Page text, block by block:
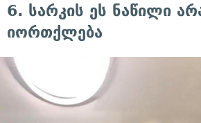
6. სარკის ეს ნაწილი
იორთქლება